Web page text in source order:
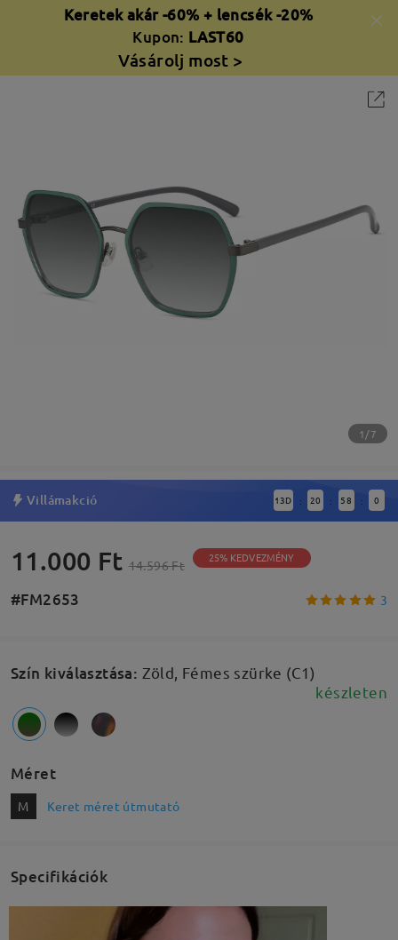
Keretek akár -60% + lencsék -20%
Kupon: LAST60
Vásárolj most >
1/7
Villámakció 13D : 20 : 57 : 59
11.000 Ft 14.596 Ft 25% KEDVEZMÉNY
#FM2653 3
Szín kiválasztása: Zöld, Fémes szürke (C1)
készleten
Méret
M Keret méret útmutató
Specifikációk